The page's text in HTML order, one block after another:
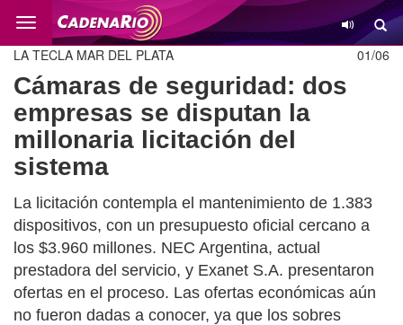
Cambio
01/06
LA TECLA MAR DEL PLATA
Cámaras de seguridad: dos
empresas se disputan la
millonaria licitación del
sistema
La licitación contempla el mantenimiento de 1.383
dispositivos, con un presupuesto oficial cercano a
los $3.960 millones. NEC Argentina, actual
prestadora del servicio, y Exanet S.A. presentaron
ofertas en el proceso. Las ofertas económicas aún
no fueron dadas a conocer, ya que los sobres